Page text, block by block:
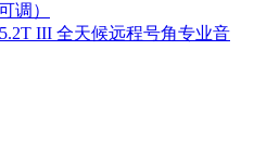
调）
III 全天候远程号角专业音